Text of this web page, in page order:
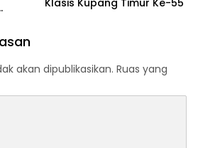
akan dipublikasikan. Ruas yang